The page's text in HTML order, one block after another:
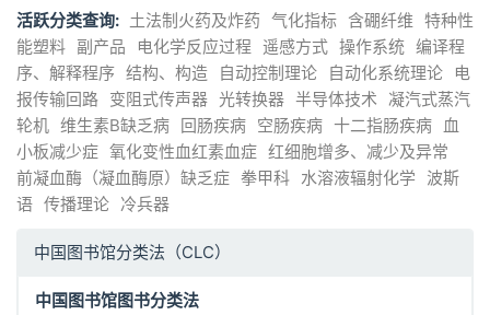
活跃分类查询: 土法制火药及炸药 气化指标 含硼纤维 特种性
能塑料 副产品 电化学反应过程 遥感方式 操作系统 编译程
序、解释程序 结构、构造 自动控制理论 自动化系统理论
电
报传输回路 变阻式传声器 光转换器 半导体技术 凝汽式蒸汽
轮机 维生素B缺乏病 回肠疾病 空肠疾病 十二指肠疾病
血
小板减少症 氧化变性血红素血症 红细胞增多、减少及异常
前凝血酶（凝血酶原）缺乏症 拳甲科 水溶液辐射化学
波斯
语 传播理论 冷兵器
中国图书馆分类法（CLC）
中国图书馆图书分类法